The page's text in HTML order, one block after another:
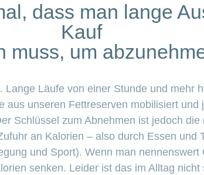
dass man lange
Kauf
muss, um
Läufe von einer Stunde und mehr
aus unseren Fettreserven mobilisiert und
Schlüssel zum Abnehmen ist jedoch die
an Kalorien – also durch Essen und
und Sport). Wenn man
senken. Leider ist das im Alltag